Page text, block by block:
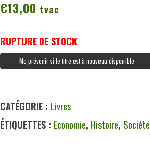
€13,00 tvac
RUPTURE DE STOCK
Me prévenir si le titre est à nouveau disponible
CATÉGORIE : Livres
ÉTIQUETTES : Economie, Histoire, Société